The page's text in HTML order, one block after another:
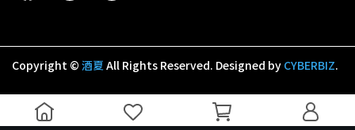
Copyright © 酒夏 All Rights Reserved. Designed by CYBERBIZ.